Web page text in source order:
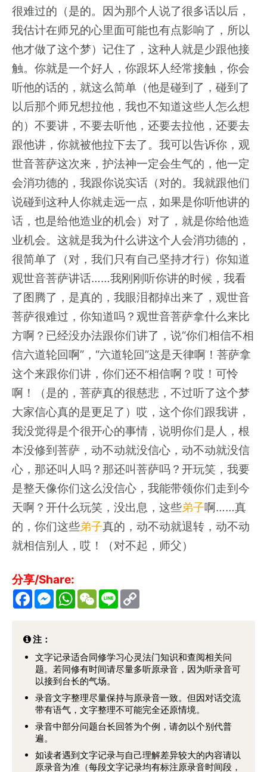
很难过的（是的。因为那个人说了很多话以后，
我估计在师兄的心里面可能也有点影响了，所以
他才做了这个梦）记住了，这种人就是少跟他接
触。你就是一个好人，你跟坏人经常接触，你会
听他的话的，就这么简单（他是碰到了，碰到了
以后那个师兄想拉他，我也不知道这些人怎么想
的）不要讲，不要去听他，还要去拉他，还要去
跟他讲，你就被他拉下去了。我可以告诉你，观
世音菩萨这次来，护法神一定会生气的，他一定
会消功德的，我跟你说实话（对的。我就跟他们
说碰到这种人你就走远一点，如果是你听他讲的
话，也是给他造业的机会）对了，就是你给他造
业机会。这就是我为什么讲这个人会消功德的，
很简单了（对，我们只有自己坚持才行）你知道
观世音菩萨讲话……我刚刚听你讲的时候，我看
了图腾了，是真的，我眼泪都掉出来了，观世音
菩萨很难过，你知道吗？观世音菩萨拿什么来比
方啊？已经没办法跟你们讲了，说“你们相信不相
信六道轮回啊”，“六道轮回”这是天律啊！菩萨拿
这个来跟你们讲，你们还不相信啊？哎！可怜
啊！（是的，菩萨真的很慈悲，不过听了这个梦
大家信心真的是更足了）哎，这个你们跟我讲，
我没觉得是个很开心的事情，说明你们是人，根
本没修到菩萨，动不动就没信心，动不动就没信
心，那还叫人吗？那还叫菩萨吗？开玩笑，我要
是整天像你们这么没信心，我能带领你们走到今
天啊？开什么玩笑，没出息，这些弟子啊……真
的，你们这些弟子真的，动不动就退转，动不动
就相信别人，哎！（对不起，师父）
分享/Share:
F
a
c
b
o
o
k
M
e
s
g
e
r
W
h
a
p
p
W
e
C
L
i
n
n
k
注：
文字记录适合同修学习心灵法门知识和查阅相关问
题。若同修有时间请尽量多听原录音，因为听录音可
以接到台长的气场。
录音文字整理尽量保持与原录音一致。但因对话交流
带有语气，文字整理不可能完全还原情境。
录音中部分问题台长回答为个例，请勿以个别代普
遍。
如读者遇到文字记录与自己理解差异较大的内容请以
原录音为准（每段文字记录均有标注原录音时间段，